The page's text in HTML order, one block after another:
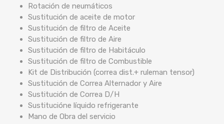
Rotación de neumáticos
Sustitución de aceite de motor
Sustitución de filtro de Aceite
Sustitución de filtro de Aire
Sustitución de filtro de Habitáculo
Sustitución de filtro de Combustible
Kit de Distribución (correa dist.+ ruleman tensor)
Sustitución de Correa Alternador y Aire
Sustitución de Correa D/H
Sustitucióne líquido refrigerante
Mano de Obra del servicio